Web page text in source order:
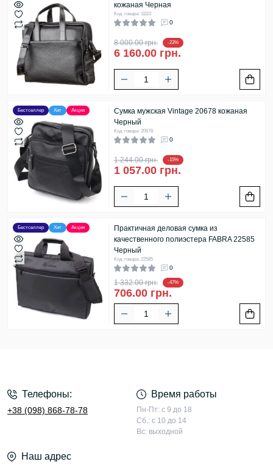
кожаная Черная
Код товара: 11110
0
8 000.00 грн. -23%
6 160.00 грн.
Бестселлер Хит Акция
Сумка мужская Vintage 20678 кожаная
Черный
Код товара: 20678
0
1 244.00 грн. -15%
1 057.00 грн.
Бестселлер Хит Акция
Практичная деловая сумка из
качественного полиэстера FABRA 22585
Черный
Код товара: 22585
0
1 332.00 грн. -47%
706.00 грн.
Телефоны:
+38 (098) 868-78-78
Время работы
Пн-Пт: с 9 до 18
Сб.: с 10 до 14
Вс: выходной
Наш адрес